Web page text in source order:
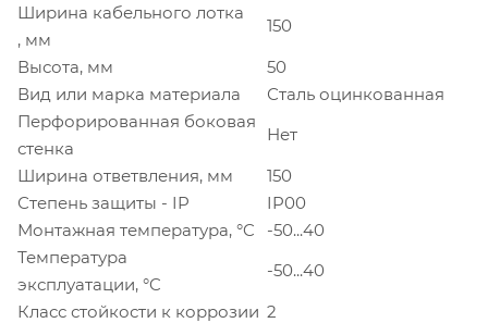
Ширина кабельного лотка
, мм
150
Высота, мм
50
Вид или марка материала
Сталь оцинкованная
Перфорированная боковая
стенка
Нет
Ширина ответвления, мм
150
Степень защиты - IP
IP00
Монтажная температура, °C
-50...40
Температура
эксплуатации, °C
-50...40
Класс стойкости к коррозии 2